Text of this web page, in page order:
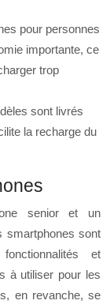
pour personnes
importante, ce
trop
sont livrés
la recharge du
senior et un
smartphones sont
et
à utiliser pour les
en revanche, se